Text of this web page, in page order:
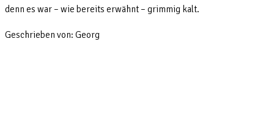
denn es war – wie bereits erwähnt – grimmig kalt.
Geschrieben von: Georg